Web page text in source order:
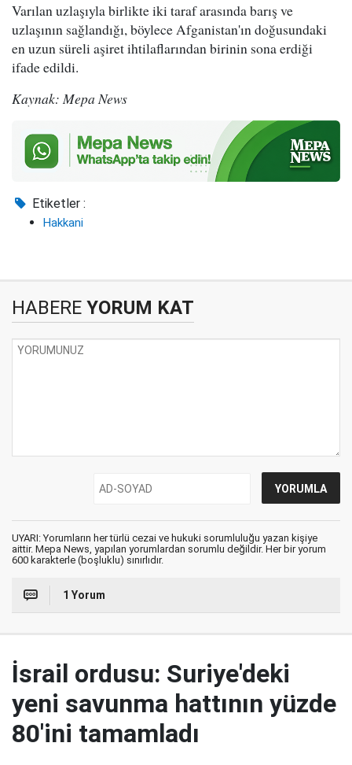
Varılan uzlaşıyla birlikte iki taraf arasında barış ve
uzlaşının sağlandığı, böylece Afganistan'ın doğusundaki
en uzun süreli aşiret ihtilaflarından birinin sona erdiği
ifade edildi.
Kaynak: Mepa News
Etiketler :
Hakkani
HABERE YORUM KAT
UYARI: Yorumların her türlü cezai ve hukuki sorumluluğu yazan kişiye
aittir. Mepa News, yapılan yorumlardan sorumlu değildir. Her bir yorum
600 karakterle (boşluklu) sınırlıdır.
1 Yorum
İsrail ordusu: Suriye'deki
yeni savunma hattının yüzde
80'ini tamamladı